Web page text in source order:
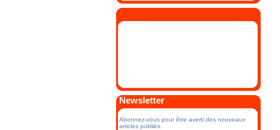
Newsletter
Abonnez-vous pour être averti des nouveaux
articles publiés.